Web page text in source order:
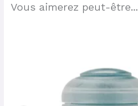
Vous aimerez peut-être...